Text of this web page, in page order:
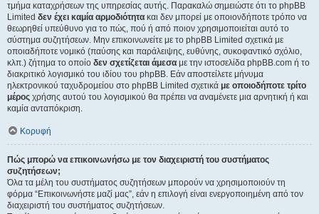
τμήμα καταχρήσεων της υπηρεσίας αυτής. Παρακαλώ σημειώστε ότι το phpBB
Limited δεν έχει καμία αρμοδιότητα και δεν μπορεί με οποιονδήποτε τρόπο να
θεωρηθεί υπεύθυνο για το πώς, πού ή από ποιον χρησιμοποιείται αυτό το
σύστημα συζητήσεων. Μην επικοινωνείτε με το phpBB Limited σχετικά με
οποιαδήποτε νομικό (παύσης και παράλειψης, ευθύνης, συκοφαντικό σχόλιο,
κλπ.) ζήτημα το οποίο δεν σχετίζεται άμεσα με την ιστοσελίδα phpBB.com ή το
διακριτικό λογισμικό του ιδίου του phpBB. Εάν αποστείλετε μήνυμα
ηλεκτρονικού ταχυδρομείου στο phpBB Limited σχετικά με οποιοδήποτε τρίτο
μέρος χρήσης αυτού του λογισμικού θα πρέπει να αναμένετε μια αρνητική ή και
καμία ανταπόκριση.
Κορυφή
Πώς μπορώ να επικοινωνήσω με τον διαχειριστή του συστήματος
συζητήσεων;
Όλα τα μέλη του συστήματος συζητήσεων μπορούν να χρησιμοποιούν τη
φόρμα “Επικοινωνήστε μαζί μας”, εάν η επιλογή είναι ενεργοποιημένη από τον
διαχειριστή του συστήματος συζητήσεων.